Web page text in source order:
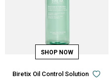
Biretix Oil Control Solution